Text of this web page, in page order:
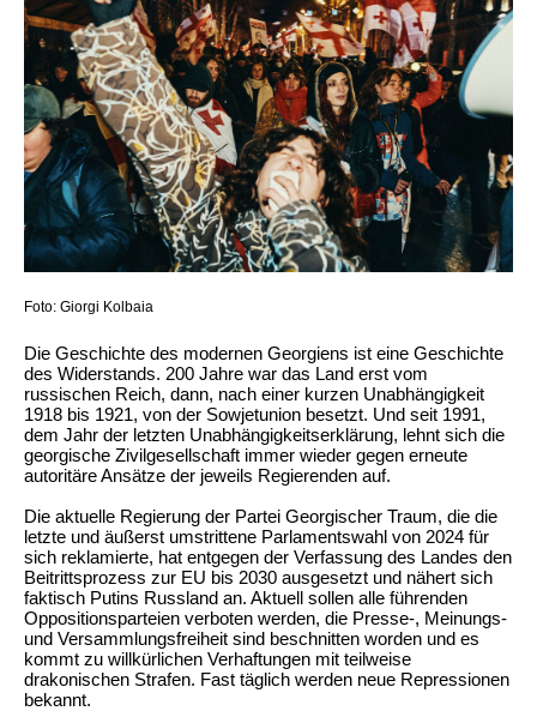
Foto: Giorgi Kolbaia
Die Geschichte des modernen Georgiens ist eine Geschichte
des Widerstands. 200 Jahre war das Land erst vom
russischen Reich, dann, nach einer kurzen Unabhängigkeit
1918 bis 1921, von der Sowjetunion besetzt. Und seit 1991,
dem Jahr der letzten Unabhängigkeitserklärung, lehnt sich die
georgische Zivilgesellschaft immer wieder gegen erneute
autoritäre Ansätze der jeweils Regierenden auf.
Die aktuelle Regierung der Partei Georgischer Traum, die die
letzte und äußerst umstrittene Parlamentswahl von 2024 für
sich reklamierte, hat entgegen der Verfassung des Landes den
Beitrittsprozess zur EU bis 2030 ausgesetzt und nähert sich
faktisch Putins Russland an. Aktuell sollen alle führenden
Oppositionsparteien verboten werden, die Presse-, Meinungs-
und Versammlungsfreiheit sind beschnitten worden und es
kommt zu willkürlichen Verhaftungen mit teilweise
drakonischen Strafen. Fast täglich werden neue Repressionen
bekannt.